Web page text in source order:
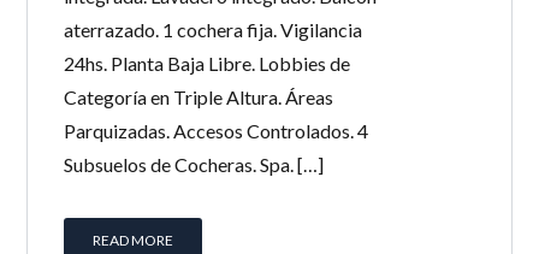
Continuar con Facebook
Continuar conGoogle
Continuar con
aterrazado. 1 cochera fija. Vigilancia
24hs. Planta Baja Libre. Lobbies de
Categoría en Triple Altura. Áreas
Parquizadas. Accesos Controlados. 4
Subsuelos de Cocheras. Spa. […]
READ MORE